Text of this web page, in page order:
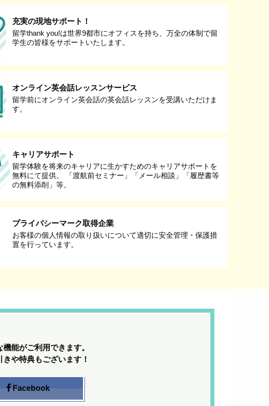
充実の現地サポート！
留学thank you!は世界9都市にオフィスを持ち、万全の体制で留
学生の皆様をサポートいたします。
オンライン英会話レッスンサービス
留学前にオンライン英会話の英会話レッスンを受講いただけま
す。
キャリアサポート
留学体験を将来のキャリアに生かすためのキャリアサポートを
無料にて提供。 「渡航前セミナー」「メール相談」「履歴書等
の無料添削」等。
プライバシーマーク取得企業
お客様の個人情報の取り扱いについて適切に安全管理・保護措
置を行っています。
能がご利用できます。
や特典もございます！
Facebook